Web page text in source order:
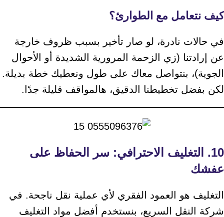
كيف نتعامل مع الطوارئ؟
في حالات نادرة، لو صار تأخير بسبب ظروف خارجة
عن إرادتنا (زي الزحمة المرورية الشديدة أو الأحوال
الجوية)، بنتواصل معاك على طول ونعطيك خطة بديلة.
لكن بفضل تخطيطنا الدقيق، هالمواقف قليلة جدًا.
10. التغليف الاحترافي: سر الحفاظ على
عفشك
التغليف هو العمود الفقري لأي عملية نقل ناجحة. في
شركة النقل السريع، بنستخدم أفضل مواد التغليف